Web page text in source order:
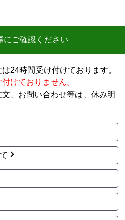
にご確認ください
24時間受け付けております。
けておりません。
、お問い合わせ等は、休み明